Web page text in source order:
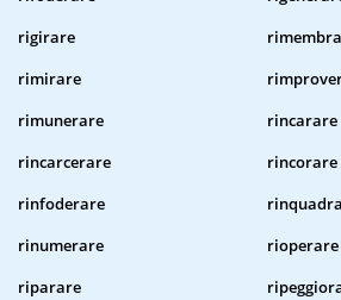
rigirare
rimirare
rimunerare
rincarare
rincarcerare
rincorare
rinfoderare
rinumerare
rioperare
riparare